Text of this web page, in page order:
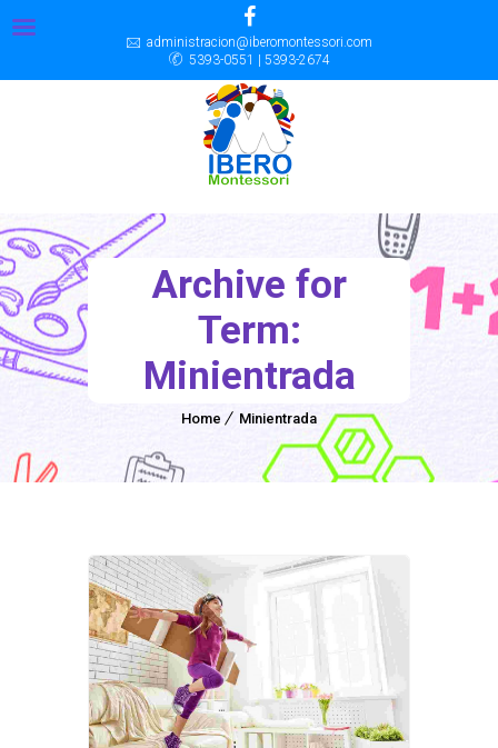
administracion@iberomontessori.com
5393-0551 | 5393-2674
Archive for
Term:
Minientrada
Home Minientrada